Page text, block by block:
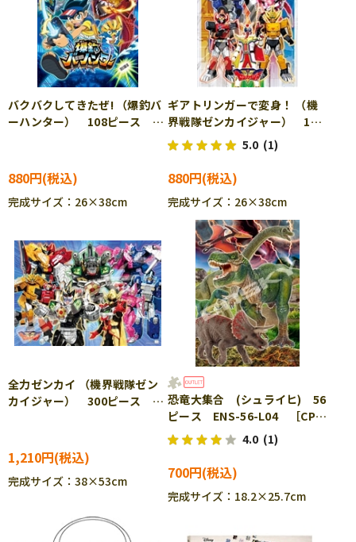
バクバクしてきたぜ! （爆釣バ
ーハンター） 108ピース ジ
880円
完成サイズ：26×38cm
ギアトリンガーで変身！ （機
界戦隊ゼンカイジャー） 108
ピース ジグソーパズル
ENS-108-L763
5.0 (1)
880円
完成サイズ：26×38cm
全力ゼンカイ （機界戦隊ゼン
カイジャー） 300ピース ジ
1,210円
完成サイズ：38×53cm
恐竜大集合 (シュライヒ) 56
ピース ENS-56-L04 ［CP-
IT］
4.0 (1)
700円
完成サイズ：18.2×25.7cm